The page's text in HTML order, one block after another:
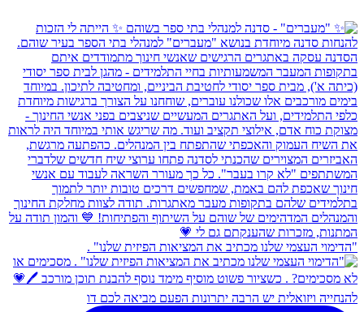
"הדימוי העצמי שלנו מכתיב את המציאות הפיזית שלנו" .
להנחייה ויזואלית יש הרבה יתרונות הפעם מביאה לכם דו